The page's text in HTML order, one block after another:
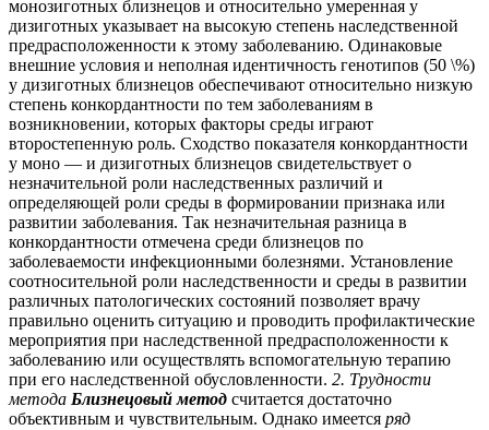
монозиготных близнецов и относительно умеренная у
дизиготных указывает на высокую степень наследственной
предрасположенности к этому заболеванию. Одинаковые
внешние условия и неполная идентичность генотипов (50 \%)
у дизиготных близнецов обеспечивают относительно низкую
степень конкордантности по тем заболеваниям в
возникновении, которых факторы среды играют
второстепенную роль. Сходство показателя конкордантности
у моно — и дизиготных близнецов свидетельствует о
незначительной роли наследственных различий и
определяющей роли среды в формировании признака или
развитии заболевания. Так незначительная разница в
конкордантности отмечена среди близнецов по
заболеваемости инфекционными болезнями. Установление
соотносительной роли наследственности и среды в развитии
различных патологических состояний позволяет врачу
правильно оценить ситуацию и проводить профилактические
мероприятия при наследственной предрасположенности к
заболеванию или осуществлять вспомогательную терапию
при его наследственной обусловленности. 2. Трудности
метода Близнецовый метод считается достаточно
объективным и чувствительным. Однако имеется ряд